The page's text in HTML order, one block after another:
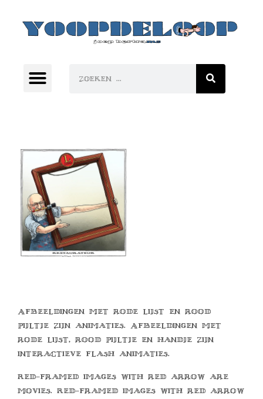
Afbeeldingen met rode lijst en rood
pijltje zijn animaties. Afbeeldingen met
rode lijst, rood pijltje en handje zijn
interactieve flash animaties.
Red-framed images with red arrow are
movies. Red-framed images with red arrow